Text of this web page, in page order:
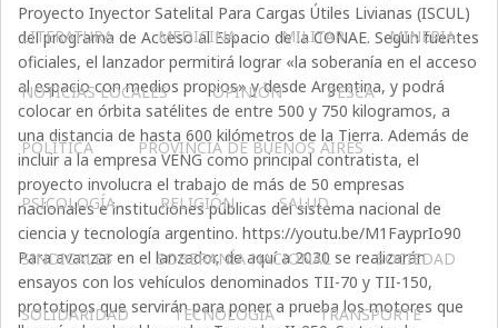
LITERATURA MEDICINA MILITAR MINERIA
NOTICIAS LOCALES OPINIÓN PESCA
POLÍTICA PROVINCIA DE BUENOS AIRES
PSICOLOGÍA RELIGIÓN SALUD
SINDICALES SOBERANÍA NACIONAL SOCIEDAD
SOLIDARIDAD TECNOLOGÍA TRANSPORTE
Proyecto Inyector Satelital Para Cargas Útiles Livianas (ISCUL)
del programa de Acceso al Espacio de la CONAE. Según fuentes
oficiales, el lanzador permitirá lograr «la soberanía en el acceso
al espacio con medios propios» y desde Argentina, y podrá
colocar en órbita satélites de entre 500 y 750 kilogramos, a
una distancia de hasta 600 kilómetros de la Tierra. Además de
incluir a la empresa VENG como principal contratista, el
proyecto involucra el trabajo de más de 50 empresas
nacionales e instituciones públicas del sistema nacional de
ciencia y tecnología argentino. https://youtu.be/M1FayprIo90
Para avanzar en el lanzador, de aquí a 2030 se realizarán
ensayos con los vehículos denominados TII-70 y TII-150,
prototipos que servirán para poner a prueba los motores que